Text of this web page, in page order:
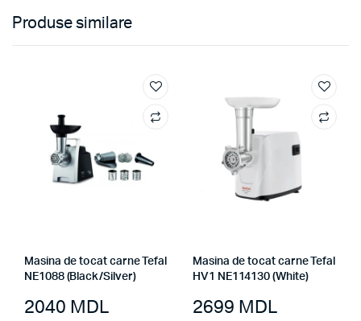
Produse similare
Masina de tocat carne Tefal
NE1088 (Black/Silver)
2040 MDL
Masina de tocat carne Tefal
HV1 NE114130 (White)
2699 MDL